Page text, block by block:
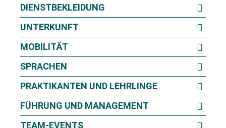
DIENSTBEKLEIDUNG
UNTERKUNFT
MOBILITÄT
SPRACHEN
PRAKTIKANTEN UND LEHRLINGE
FÜHRUNG UND MANAGEMENT
TEAM-EVENTS